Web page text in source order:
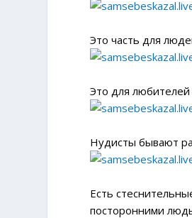
Это часть для
Это для
Нудисты бывают
Есть
посторонними